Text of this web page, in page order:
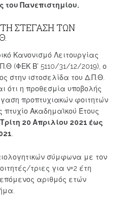
του Πανεπιστημίου.
ΣΤΕΓΑΣΗ ΤΩΝ
Κανονισμό Λειτουργίας
(ΦΕΚ Β’ 5110/31/12/2019), ο
στην ιστοσελίδα του Δ.Π.Θ.
ότι η προθεσμία υποβολής
προπτυχιακών φοιτητών
Ακαδημαϊκού Έτους
Τρίτη 20 Απριλίου 2021 έως
.
σύμφωνα με τον
τριες για ν+2 έτη
αριθμός ετών